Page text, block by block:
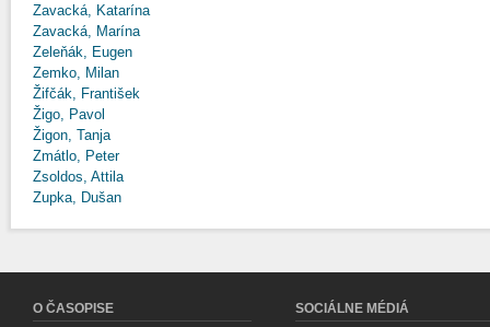
Zavacká, Katarína
Zavacká, Marína
Zeleňák, Eugen
Zemko, Milan
Žifčák, František
Žigo, Pavol
Žigon, Tanja
Zmátlo, Peter
Zsoldos, Attila
Zupka, Dušan
O ČASOPISE SOCIÁLNE MÉDIÁ